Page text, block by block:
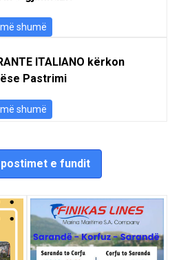
më shumë
ITALIANO kërkon
Pastrimi
më shumë
e fundit